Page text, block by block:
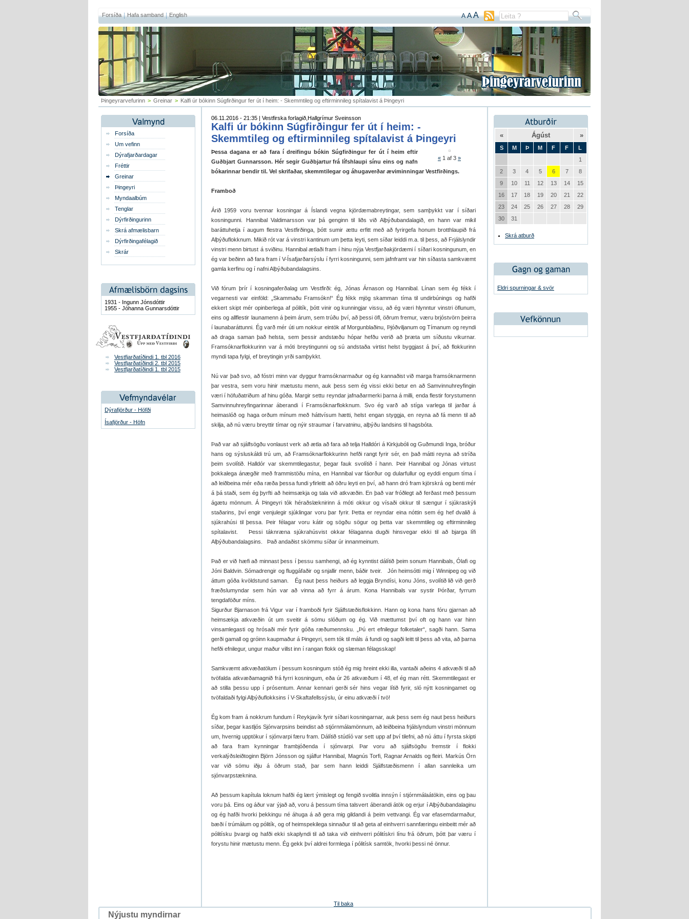
Forsíða Hafa samband English A AA
Þingeyrarvefurinn > Greinar > Kalfi úr bókinn Súgfirðingur fer út í heim: - Skemmtileg og eftirminnileg spítalavist á Þingeyri
Forsíða
Um vefinn
Dýrafjarðardagar
Fréttir
Greinar
Þingeyri
Myndaalbúm
Tenglar
Dýrfirðingurinn
Skrá afmælisbarn
Dýrfirðingafélagið
Skrár
1931 - Ingunn Jónsdóttir
1955 - Jóhanna Gunnarsdóttir
Vestfjarðatíðindi 1. tbl 2016
Vestfjarðatíðindi 2. tbl 2015
Vestfjarðatíðindi 1. tbl 2015
Dýrafjörður - Höfði
Ísafjörður - Höfn
06.11.2016 - 21:35 | Vestfirska forlagið,Hallgrímur Sveinsson
Kalfi úr bókinn Súgfirðingur fer út í heim: -
Skemmtileg og eftirminnileg spítalavist á Þingeyri
« 1 af 3 »
Þessa dagana er að fara í dreifingu bókin Súgfirðingur fer út í heim eftir
Guðbjart Gunnarsson. Hér segir Guðbjartur frá lífshlaupi sínu eins og nafn
bókarinnar bendir til. Vel skrifaðar, skemmtilegar og áhugaverðar æviminningar Vestfirðings.
Framboð
Árið 1959 voru tvennar kosningar á Íslandi vegna kjördæmabreytingar, sem samþykkt var í síðari
kosningunni. Hannibal Valdimarsson var þá genginn til liðs við Alþýðubandalagið, en hann var mikil
baráttuhetja í augum flestra Vestfirðinga, þótt sumir ættu erfitt með að fyrirgefa honum brotthlaupið frá
Alþýðuflokknum. Mikið rót var á vinstri kantinum um þetta leyti, sem síðar leiddi m.a. til þess, að Frjálslyndir
vinstri menn birtust á sviðinu. Hannibal ætlaði fram í hinu nýja Vestfjarðakjördæmi í síðari kosningunum, en
ég var beðinn að fara fram í V-Ísafjarðarsýslu í fyrri kosningunni, sem jafnframt var hin síðasta samkvæmt
gamla kerfinu og í nafni Alþýðubandalagsins.
Við fórum þrír í kosningaferðalag um Vestfirði: ég, Jónas Árnason og Hannibal. Línan sem ég fékk í
vegarnesti var einföld: „Skammaðu Framsókn!“ Ég fékk mjög skamman tíma til undirbúnings og hafði
ekkert skipt mér opinberlega af pólitík, þótt vinir og kunningjar vissu, að ég væri hlynntur vinstri öflunum,
eins og allflestir launamenn á þeim árum, sem trúðu því, að þessi öfl, öðrum fremur, væru brjóstvörn þeirra
í launabaráttunni. Ég varð mér úti um nokkur eintök af Morgunblaðinu, Þjóðviljanum og Tímanum og reyndi
að draga saman það helsta, sem þessir andstæðu hópar hefðu verið að þræta um síðustu vikurnar.
Framsóknarflokkurinn var á móti breytingunni og sú andstaða virtist helst byggjast á því, að flokkurinn
myndi tapa fylgi, ef breytingin yrði samþykkt.
Nú var það svo, að fóstri minn var dyggur framsóknarmaður og ég kannaðist við marga framsóknarmenn
þar vestra, sem voru hinir mætustu menn, auk þess sem ég vissi ekki betur en að Samvinnuhreyfingin
væri í höfuðatriðum af hinu góða. Margir settu reyndar jafnaðarmerki þarna á milli, enda flestir forystumenn
Samvinnuhreyfingarinnar áberandi í Framsóknarflokknum. Svo ég varð að stíga varlega til jarðar á
heimaslóð og haga orðum mínum með háttvísum hætti, helst engan styggja, en reyna að fá menn til að
skilja, að nú væru breyttir tímar og nýir straumar í farvatninu, alþýðu landsins til hagsbóta.
Það var að sjálfsögðu vonlaust verk að ætla að fara að telja Halldóri á Kirkjubóli og Guðmundi Inga, bróður
hans og sýsluskáldi trú um, að Framsóknarflokkurinn hefði rangt fyrir sér, en það mátti reyna að stríða
þeim svolítið. Halldór var skemmtilegastur, þegar fauk svolítið í hann. Þeir Hannibal og Jónas virtust
þokkalega ánægðir með frammistöðu mína, en Hannibal var fáorður og dularfullur og eyddi engum tíma í
að leiðbeina mér eða ræða þessa fundi yfirleitt að öðru leyti en því, að hann dró fram kjörskrá og benti mér
á þá staði, sem ég þyrfti að heimsækja og tala við atkvæðin. En það var fróðlegt að ferðast með þessum
ágætu mönnum. Á Þingeyri tók héraðslæknirinn á móti okkur og vísaði okkur til sængur í sjúkraskýli
staðarins, því engir venjulegir sjúklingar voru þar fyrir. Þetta er reyndar eina nóttin sem ég hef dvalið á
sjúkrahúsi til þessa. Þeir félagar voru kátir og sögðu sögur og þetta var skemmtileg og eftirminnileg
spítalavist. Þessi táknræna sjúkrahúsvist okkar félaganna dugði hinsvegar ekki til að bjarga lífi
Alþýðubandalagsins. Það andaðist skömmu síðar úr innanmeinum.
Það er við hæfi að minnast þess í þessu samhengi, að ég kynntist dálítið þeim sonum Hannibals, Ólafi og
Jóni Baldvin. Sómadrengir og fluggáfaðir og snjallir menn, báðir tveir. Jón heimsótti mig í Winnipeg og við
áttum góða kvöldstund saman. Ég naut þess heiðurs að leggja Bryndísi, konu Jóns, svolítið lið við gerð
fræðslumyndar sem hún var að vinna að fyrr á árum. Kona Hannibals var systir Þórðar, fyrrum
tengdaföður míns.
Sigurður Bjarnason frá Vigur var í framboði fyrir Sjálfstæðisflokkinn. Hann og kona hans fóru gjarnan að
heimsækja atkvæðin út um sveitir á sömu slóðum og ég. Við mættumst því oft og hann var hinn
vinsamlegasti og hrósaði mér fyrir góða ræðumennsku. „Þú ert efnilegur folketaler“, sagði hann. Sama
gerði gamall og gróinn kaupmaður á Þingeyri, sem tók til máls á fundi og sagði leitt til þess að vita, að þarna
hefði efnilegur, ungur maður villst inn í rangan flokk og slæman félagsskap!
Samkvæmt atkvæðatölum í þessum kosningum stóð ég mig hreint ekki illa, vantaði aðeins 4 atkvæði til að
tvöfalda atkvæðamagnið frá fyrri kosningum, eða úr 26 atkvæðum í 48, ef ég man rétt. Skemmtilegast er
að stilla þessu upp í prósentum. Annar kennari gerði sér hins vegar lítið fyrir, sló nýtt kosningamet og
tvöfaldaði fylgi Alþýðuflokksins í V-Skaftafellssýslu, úr einu atkvæði í tvö!
Ég kom fram á nokkrum fundum í Reykjavík fyrir síðari kosningarnar, auk þess sem ég naut þess heiðurs
síðar, þegar kastljós Sjónvarpsins beindist að stjórnmálamönnum, að leiðbeina frjálslyndum vinstri mönnum
um, hvernig upptökur í sjónvarpi færu fram. Dálítið stúdíó var sett upp af því tilefni, að nú áttu í fyrsta skipti
að fara fram kynningar frambjóðenda í sjónvarpi. Þar voru að sjálfsögðu fremstir í flokki
verkalýðsleiðtoginn Björn Jónsson og sjálfur Hannibal, Magnús Torfi, Ragnar Arnalds og fleiri. Markús Örn
var við sömu iðju á öðrum stað, þar sem hann leiddi Sjálfstæðismenn í allan sannleika um
sjónvarpstæknina.
Að þessum kapítula loknum hafði ég lært ýmislegt og fengið svolitla innsýn í stjórnmálaátökin, eins og þau
voru þá. Eins og áður var ýjað að, voru á þessum tíma talsvert áberandi átök og erjur í Alþýðubandalaginu
og ég hafði hvorki þekkingu né áhuga á að gera mig gildandi á þeim vettvangi. Ég var efasemdarmaður,
bæði í trúmálum og pólitík, og of heimspekilega sinnaður til að geta af einhverri sannfæringu einbeitt mér að
pólitísku þvargi og hafði ekki skaplyndi til að taka við einhverri pólitískri línu frá öðrum, þótt þar væru í
forystu hinir mætustu menn. Ég gekk því aldrei formlega í pólitísk samtök, hvorki þessi né önnur.
Til baka
« Ágúst »
S M Þ M F F
L
1
2
3 4 5 6 7
8
9
10 11 12 13 14
15
16
17 18 19 20 21
22
23
24 25 26 27 28
29
30
31
Skrá atburð
Eldri spurningar & svör
Nýjustu myndirnar